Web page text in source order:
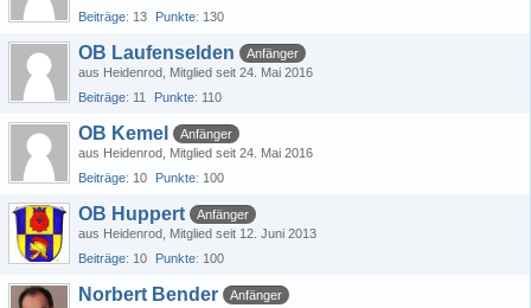
Beiträge 13 Punkte 130
OB Laufenselden
Anfänger
aus Heidenrod Mitglied seit 24. Mai 2016
Beiträge 11 Punkte 110
OB Kemel
Anfänger
aus Heidenrod Mitglied seit 24. Mai 2016
Beiträge 10 Punkte 100
OB Huppert
Anfänger
aus Heidenrod Mitglied seit 12. Juni 2013
Beiträge 10 Punkte 100
Norbert Bender
Anfänger